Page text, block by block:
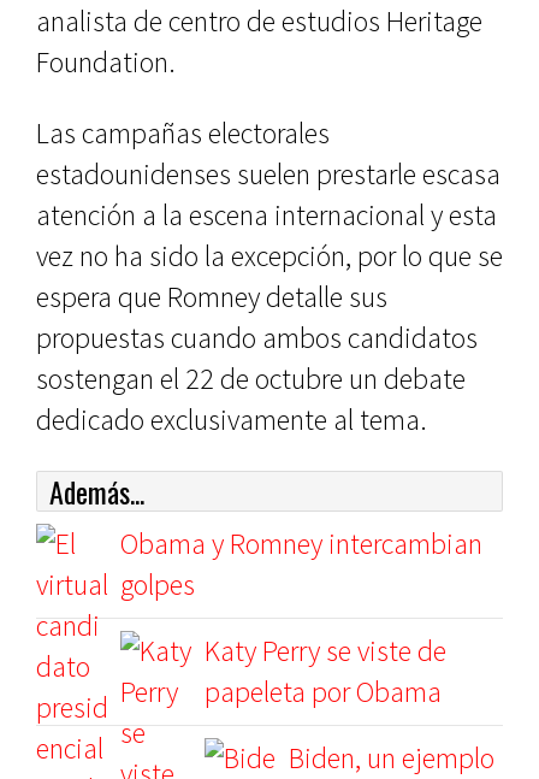
analista de centro de estudios Heritage
Foundation.
Las campañas electorales
estadounidenses suelen prestarle escasa
atención a la escena internacional y esta
vez no ha sido la excepción, por lo que se
espera que Romney detalle sus
propuestas cuando ambos candidatos
sostengan el 22 de octubre un debate
dedicado exclusivamente al tema.
Además...
Obama y Romney intercambian
golpes
Katy Perry se viste de
papeleta por Obama
Biden, un ejemplo